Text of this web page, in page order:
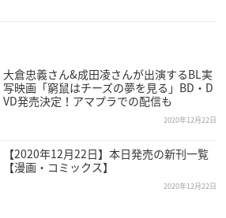
大倉忠義さん&成田凌さんが出演するBL実
写映画「窮鼠はチーズの夢を見る」BD・D
VD発売決定！アマプラでの配信も
2020年12月22日
【2020年12月22日】本日発売の新刊一覧
【漫画・コミックス】
2020年12月22日